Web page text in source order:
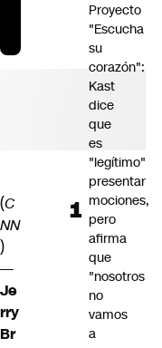
(C
NN
)
—
Je
rry
Br
Proyecto
"Escucha
su
corazón":
Kast
dice
que
es
"legítimo"
presentar
mociones,
pero
afirma
que
"nosotros
no
vamos
a